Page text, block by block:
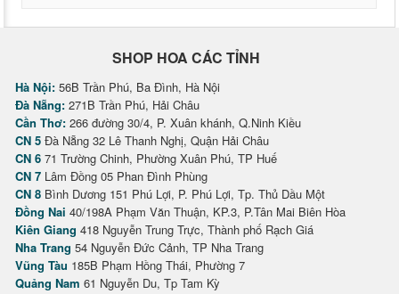
SHOP HOA CÁC TỈNH
Hà Nội: 56B Trần Phú, Ba Đình, Hà Nội
Đà Nẵng: 271B Trần Phú, Hải Châu
Cần Thơ: 266 đường 30/4, P. Xuân khánh, Q.Ninh Kiều
CN 5 Đà Nẵng 32 Lê Thanh Nghị, Quận Hải Châu
CN 6 71 Trường Chinh, Phường Xuân Phú, TP Huế
CN 7 Lâm Đồng 05 Phan Đình Phùng
CN 8 Bình Dương 151 Phú Lợi, P. Phú Lợi, Tp. Thủ Dầu Một
Đồng Nai 40/198A Phạm Văn Thuận, KP.3, P.Tân Mai Biên Hòa
Kiên Giang 418 Nguyễn Trung Trực, Thành phố Rạch Giá
Nha Trang 54 Nguyễn Đức Cảnh, TP Nha Trang
Vũng Tàu 185B Phạm Hồng Thái, Phường 7
Quảng Nam 61 Nguyễn Du, Tp Tam Kỳ